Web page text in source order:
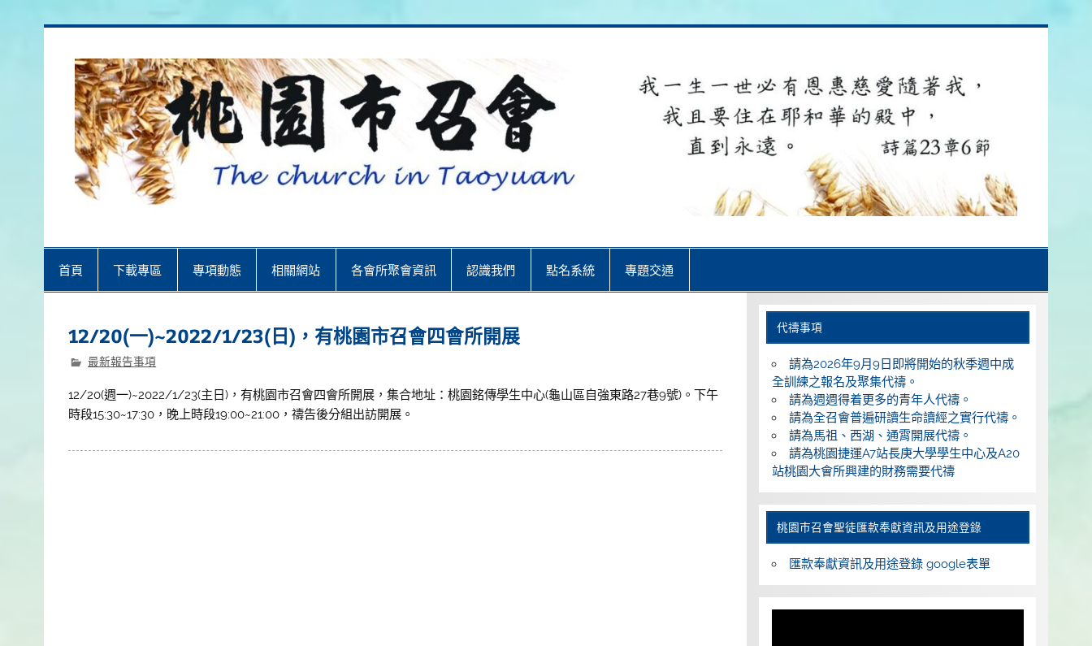
首頁 下載專區 專項動態 相關網站 各會所聚會資訊 認識我們 點名系統 專題交通
12/20(一)~2022/1/23(日)，有桃園市召會四會所開展
最新報告事項
12/20(週一)~2022/1/23(主日)，有桃園市召會四會所開展，集合地址：桃園銘傳學生中心(龜山區自強東路27巷9號)。下午
時段15:30~17:30，晚上時段19:00~21:00，禱告後分組出訪開展。
代禱事項
請為2026年9月9日即將開始的秋季週中成
全訓練之報名及聚集代禱。
請為週週得着更多的青年人代禱。
請為全召會普遍研讀生命讀經之實行代禱。
請為馬祖、西湖、通霄開展代禱。
請為桃園捷運A7站長庚大學學生中心及A20
站桃園大會所興建的財務需要代禱
桃園巿召會聖徒匯款奉獻資訊及用途登錄
匯款奉獻資訊及用途登錄 google表單